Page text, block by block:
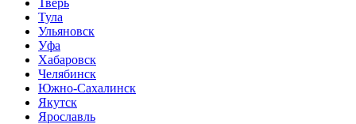
Тула
Ульяновск
Уфа
Хабаровск
Челябинск
Южно-Сахалинск
Якутск
Ярославль